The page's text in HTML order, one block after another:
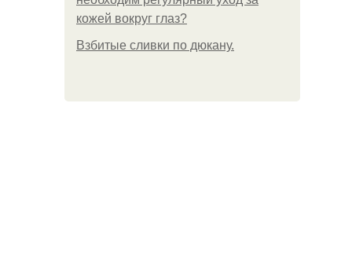
кожей вокруг глаз?
Взбитые сливки по дюкану.